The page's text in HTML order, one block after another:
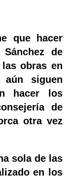
que hacer
de
obras en
siguen
hacer los
de
otra vez
sola de las
en los